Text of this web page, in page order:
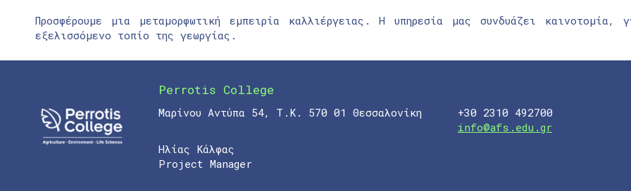
Προσφέρουμε μια μεταμορφωτική εμπειρία καλλιέργειας. Η υπηρεσία μας συνδυάζει
εξελισσόμενο τοπίο της γεωργίας.
Perrotis College
Μαρίνου Αντύπα 54, Τ.Κ. 570 01 Θεσσαλονίκη
+30 2310 492700
info@afs.edu.gr
Ηλίας Κάλφας
Project Manager